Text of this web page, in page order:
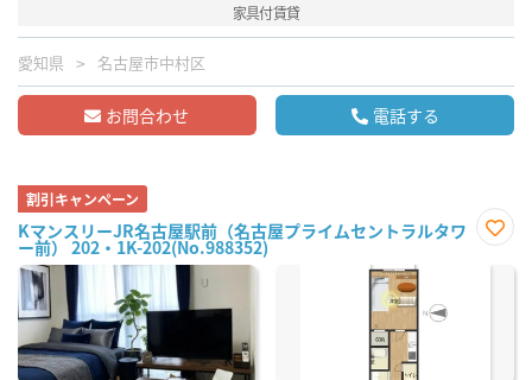
家具付賃貸
愛知県 名古屋市中村区
お問合わせ 電話する
割引キャンペーン
KマンスリーJR名古屋駅前（名古屋プライムセントラルタワ
ー前） 202・1K-202(No.988352)
に入